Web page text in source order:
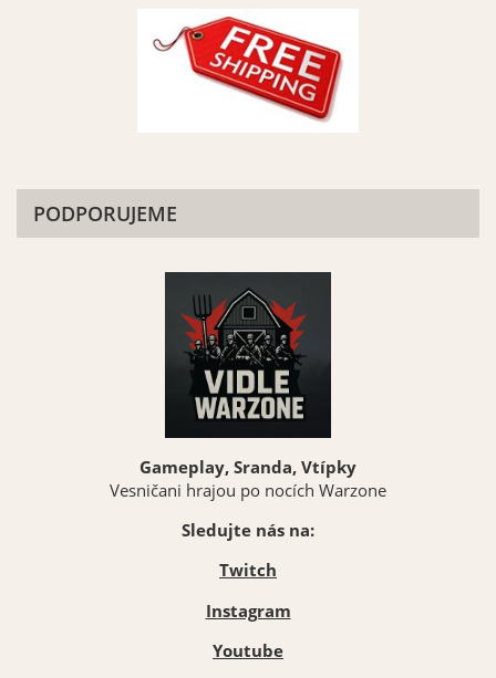
PODPORUJEME
Gameplay, Sranda, Vtípky
Vesničani hrajou po nocích Warzone
Sledujte nás na:
Twitch
Instagram
Youtube